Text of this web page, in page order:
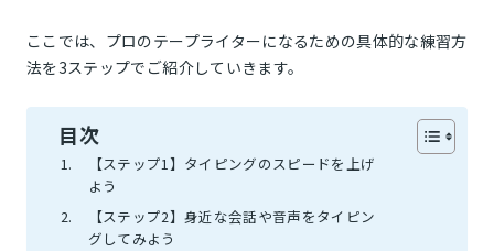
ここでは、プロのテープライターになるための具体的な練習方
法を3ステップでご紹介していきます。
目次
【ステップ1】タイピングのスピードを上げ
よう
【ステップ2】身近な会話や音声をタイピン
グしてみよう